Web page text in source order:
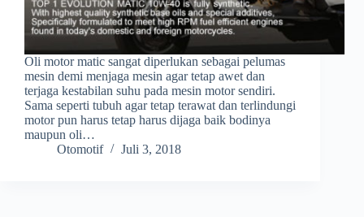
Oli motor matic sangat diperlukan sebagai pelumas
mesin demi menjaga mesin agar tetap awet dan
terjaga kestabilan suhu pada mesin motor sendiri.
Sama seperti tubuh agar tetap terawat dan terlindungi
motor pun harus tetap harus dijaga baik bodinya
maupun oli…
Otomotif
Juli 3, 2018